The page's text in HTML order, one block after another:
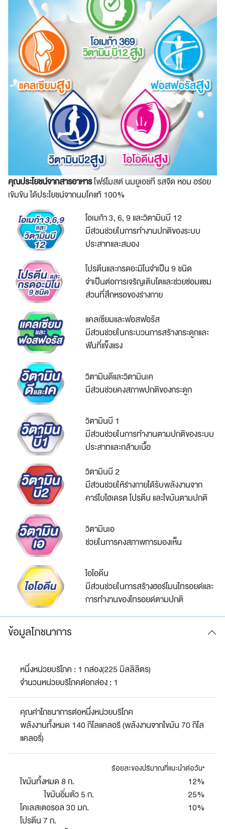
คุณประโยชน์จากสารอาหารโฟร์โมสต์ นมยูเอชที รสจืด หอม อร่อย
เข้มข้น ได้ประโยชน์จากนมโคแท้ 100%
โอเมก้า 3, 6, 9 และวิตามินบี 12
มีส่วนช่วยในการทำงานปกติของระบบ
ประสาทและสมอง
โปรตีนและกรดอะมิโนจำเป็น 9 ชนิด
จำเป็นต่อการเจริญเติบโตและช่วยซ่อมแซม
ส่วนที่สึกหรอของร่างกาย
แคลเซียมและฟอสฟอรัส
มีส่วนช่วยในกระบวนการสร้างกระดูกและ
ฟันที่แข็งแรง
วิตามินดีและวิตามินเค
มีส่วนช่วยคงสภาพปกติของกระดูก
วิตามินบี 1
มีส่วนช่วยในการทำงานตามปกติของระบบ
ประสาทและกล้ามเนื้อ
วิตามินบี 2
มีส่วนช่วยให้ร่างกายได้รับพลังงานจาก
คาร์โบไฮเดรต โปรตีน และไขมันตามปกติ
วิตามินเอ
ช่วยในการคงสภาพการมองเห็น
ไอโอดีน
มีส่วนช่วยในการสร้างฮอร์โมนไทรอยด์และ
การทำงานของไทรอยด์ตามปกติ
ข้อมูลโภชนาการ
หนึ่งหน่วยบริโภค : 1 กล่อง(225 มิลลิลิตร)
จำนวนหน่วยบริโภคต่อกล่อง : 1
คุณค่าโภชนาการต่อหนึ่งหน่วยบริโภค
พลังงานทั้งหมด 140 กิโลแคลอรี (พลังงานจากไขมัน 70 กิโล
แคลอรี่)
ร้อยละของปริมาณที่แนะนำต่อวัน*
ไขมันทั้งหมด 8 ก.
12%
ไขมันอิ่มตัว 5 ก.
25%
โคเลสเตอรอล 30 มก.
10%
โปรตีน 7 ก.